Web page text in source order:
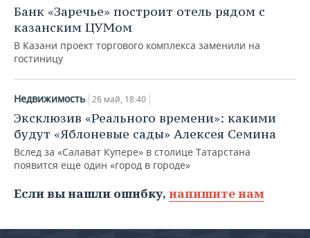
Банк «Заречье» построит отель рядом с
казанским ЦУМом
В Казани проект торгового комплекса заменили на
гостиницу
Недвижимость 26 май, 18:40
Эксклюзив «Реального времени»: какими
будут «Яблоневые сады» Алексея Семина
Вслед за «Салават Купере» в столице Татарстана
появится еще один «город в городе»
Если вы нашли ошибку, напишите нам